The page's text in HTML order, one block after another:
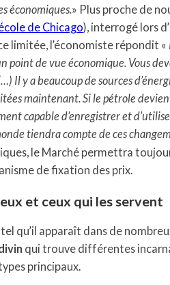
économiques.» Plus proche de
de Chicago), interrogé lors
limitée, l’économiste répondit «
point de vue économique. Vous
Il y a beaucoup de sources
maintenant. Si le pétrole
capable d’enregistrer et
tiendra compte de ces
le Marché permettra
de fixation des prix.
et ceux qui les servent
tel qu’il apparaît dans de
qui trouve différentes
principaux.